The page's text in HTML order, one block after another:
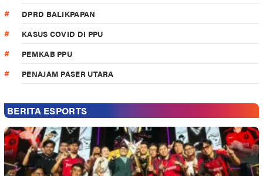
DPRD BALIKPAPAN
KASUS COVID DI PPU
PEMKAB PPU
PENAJAM PASER UTARA
BERITA ESPORTS